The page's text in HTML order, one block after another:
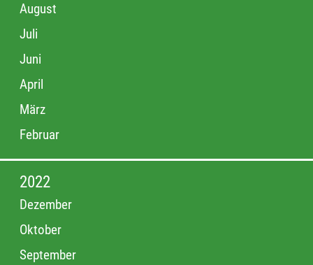
August
Juli
Juni
April
März
Februar
2022
Dezember
Oktober
September